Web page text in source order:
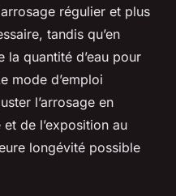
régulier et plus
tandis qu’en
quantité d’eau pour
mode d’emploi
l’arrosage en
de l’exposition au
longévité possible